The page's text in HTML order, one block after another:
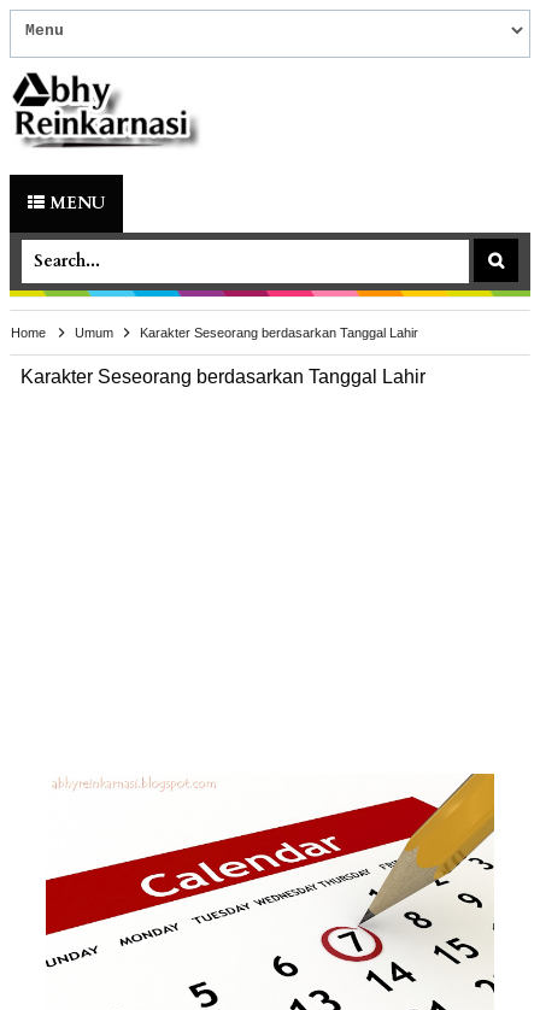
MENU
Home Umum Karakter Seseorang berdasarkan Tanggal Lahir
Karakter Seseorang berdasarkan Tanggal Lahir